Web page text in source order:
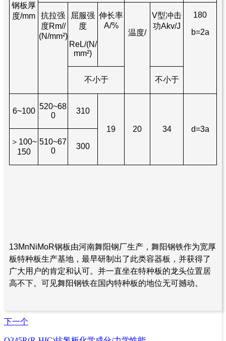
钢板厚
度/mm
抗拉强
度Rm//
(N/mm²)
屈服强
度
ReL/(N/
mm²)
伸长率
A/%
温度/
V型冲击
功Akv/J
180
b=2a
不小于 不小于
6~100
520~68
0
310
19 20 34
d=3a
＞100~
150
510~67
0
300
13MnNiMoR钢板由河南舞阳钢厂生产，舞阳钢铁作为宽厚
板特种板生产基地，最早研制出了此类容器板，并获得了
广大用户的肯定和认可。并一直坐在特种板的龙头位置居
高不下。可见舞阳钢铁在国内特种板的地位无可撼动。
下一个